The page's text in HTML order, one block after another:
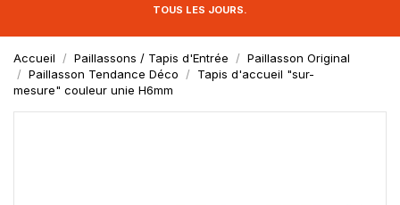
TOUS LES JOURS.
Accueil Paillassons / Tapis d'Entrée
Paillasson Original
Paillasson Tendance Déco
Tapis d'accueil "sur-
mesure" couleur unie H6mm